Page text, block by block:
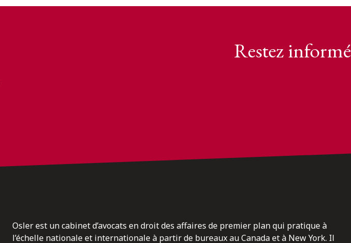
Restez informé
Osler est un cabinet d’avocats en droit des affaires de premier plan qui pratique à
l’échelle nationale et internationale à partir de bureaux au Canada et à New York. Il